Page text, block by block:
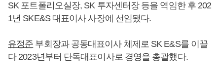
SK 포트폴리오실장, SK 투자센터장 등을 역임한 후 202
1년 SKE&S 대표이사 사장에 선임됐다.
유정준 부회장과 공동대표이사 체제로 SK E&S를 이끌
다 2023년부터 단독대표이사로 경영을 총괄했다.